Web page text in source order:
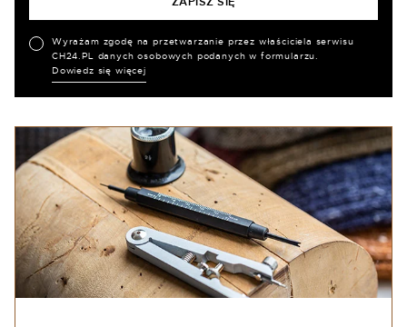
Wyrażam zgodę na przetwarzanie przez właściciela serwisu
CH24.PL danych osobowych podanych w formularzu.
Dowiedz się więcej